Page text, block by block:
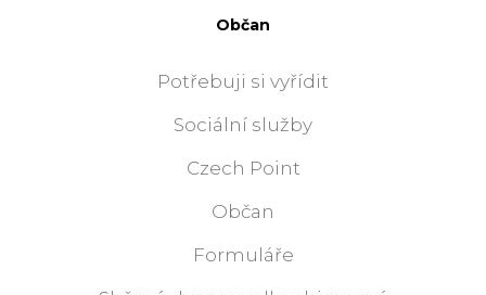
Občan
Potřebuji si vyřídit
Sociální služby
Czech Point
Občan
Formuláře